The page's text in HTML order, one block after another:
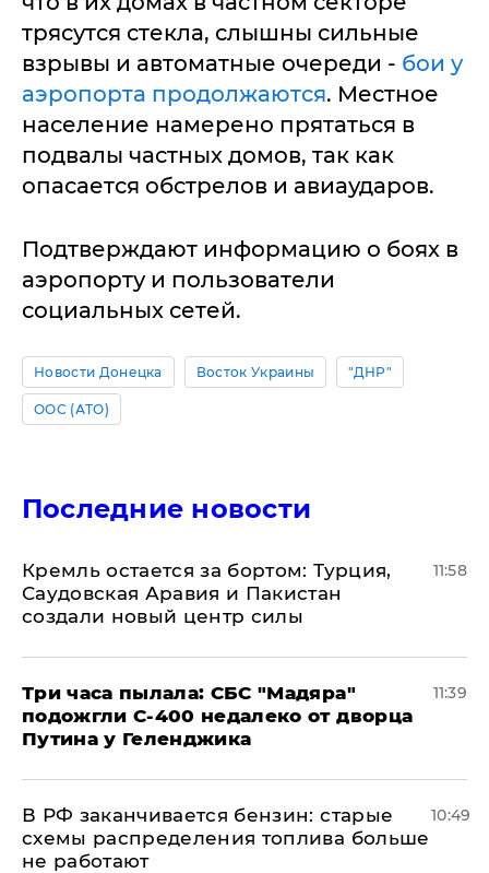
трясутся стекла, слышны сильные
взрывы и автоматные очереди - бои у
аэропорта продолжаются. Местное
население намерено прятаться в
подвалы частных домов, так как
опасается обстрелов и авиаударов.
Подтверждают информацию о боях в
аэропорту и пользователи
социальных сетей.
Новости Донецка Восток Украины "ДНР"
ООС (АТО)
Последние новости
​Кремль остается за бортом: Турция,
Саудовская Аравия и Пакистан
создали новый центр силы
11:58
Три часа пылала: СБС "Мадяра"
подожгли С-400 недалеко от дворца
Путина у Геленджика
11:39
​В РФ заканчивается бензин: старые
схемы распределения топлива больше
не работают
10:49